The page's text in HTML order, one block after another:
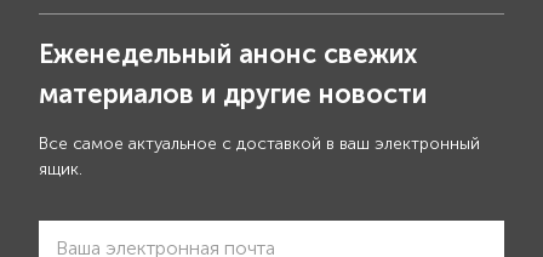
Еженедельный анонс свежих
материалов и другие новости
Все самое актуальное с доставкой в ваш электронный
ящик.